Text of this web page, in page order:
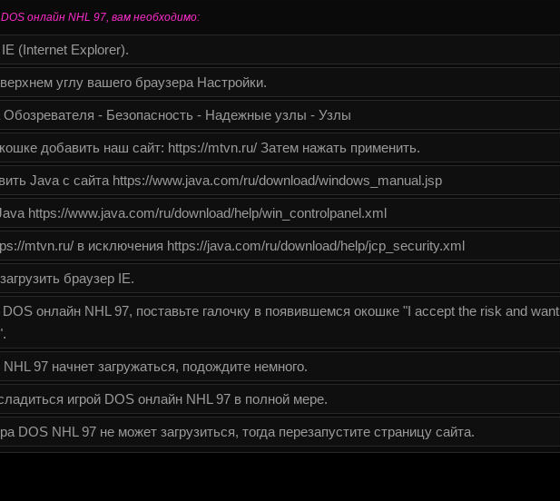
онлайн NHL 97, вам необходимо:
(Internet Explorer).
углу вашего браузера Настройки.
- Безопасность - Надежные узлы - Узлы
добавить наш сайт: https://mtvn.ru/ Затем нажать применить.
Java с сайта https://www.java.com/ru/download/windows_manual.jsp
https://www.java.com/ru/download/help/win_controlpanel.xml
mtvn.ru/ в исключения https://java.com/ru/download/help/jcp_security.xml
браузер IE.
онлайн NHL 97, поставьте галочку в появившемся окошке "I accept the risk and want
97 начнет загружаться, подождите немного.
игрой DOS онлайн NHL 97 в полной мере.
DOS NHL 97 не может загрузиться, тогда перезапустите страницу сайта.